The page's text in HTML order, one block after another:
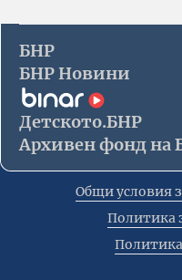
БНР
БНР Новини
Детското.БНР
Архивен фонд на
Общи условия
Политика